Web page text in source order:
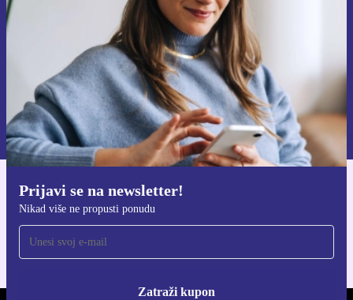
Prijavi se na newsletter!
Nikad više ne propusti ponudu
Zatraži kupon
Zatraži kupon
Informacije o korištenju osobnih podataka možeš pronaći u našim
Pravilima privatnosti.
Preuzmi refurbed aplikaciju
Za iOS i Android